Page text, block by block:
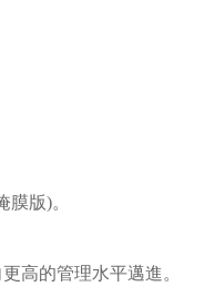
膜版)。
高的管理水平邁進。